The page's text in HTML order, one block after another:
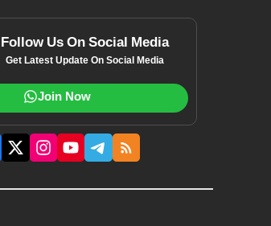
Follow Us On Social Media
Get Latest Update On Social Media
Join Now